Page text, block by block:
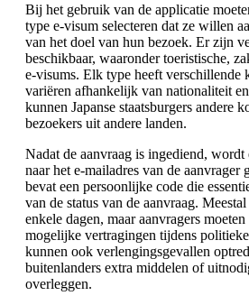
Bij het gebruik van de applicatie
type e-visum selecteren dat ze willen
van het doel van hun bezoek. Er zijn
beschikbaar, waaronder toeristische,
e-visums. Elk type heeft verschillende
variëren afhankelijk van nationaliteit
kunnen Japanse staatsburgers andere
bezoekers uit andere landen.
Nadat de aanvraag is ingediend,
naar het e-mailadres van de aanvrager
bevat een persoonlijke code die
van de status van de aanvraag.
enkele dagen, maar aanvragers
mogelijke vertragingen tijdens
kunnen ook verlengingsgevallen
buitenlanders extra middelen of
overleggen.